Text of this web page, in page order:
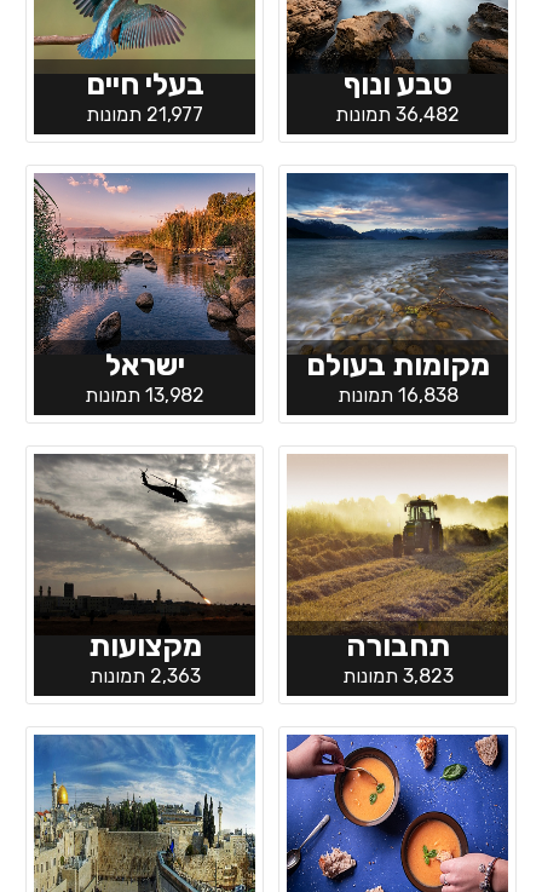
טבע ונוף
36,482 תמונות
בעלי חיים
21,977 תמונות
מקומות בעולם
16,838 תמונות
ישראל
13,982 תמונות
תחבורה
3,823 תמונות
מקצועות
2,363 תמונות